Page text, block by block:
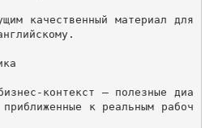
качественный материал для
контекст – полезные диа
к реальным рабоч